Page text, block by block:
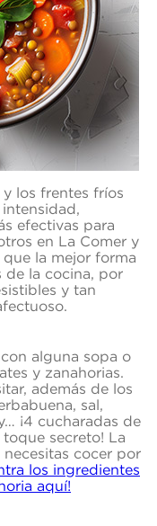
los frentes fríos
efectivas para
en La Comer y
la mejor forma
de la cocina, por
y tan
alguna sopa o
y zanahorias.
además de los
sal,
¡4 cucharadas de
secreto! La
cocer por
los ingredientes
aquí!